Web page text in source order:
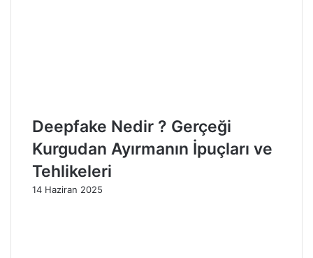
Deepfake Nedir ? Gerçeği
Kurgudan Ayırmanın İpuçları ve
Tehlikeleri
14 Haziran 2025